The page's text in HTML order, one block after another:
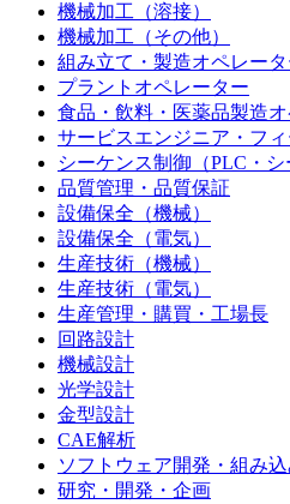
機械加工（溶接）
機械加工（その他）
組み立て・製造オペレータ
プラントオペレーター
食品・飲料・医薬品製造
サービスエンジニア・フ
シーケンス制御（PLC・シ
品質管理・品質保証
設備保全（機械）
設備保全（電気）
生産技術（機械）
生産技術（電気）
生産管理・購買・工場長
回路設計
機械設計
光学設計
金型設計
CAE解析
ソフトウェア開発・組み
研究・開発・企画